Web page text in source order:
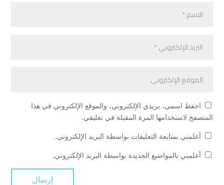
احفظ اسمي، بريدي الإلكتروني، والموقع الإلكتروني في هذا
المتصفح لاستخدامها المرة المقبلة في تعليقي.
أعلمني بمتابعة التعليقات بواسطة البريد الإلكتروني.
أعلمني بالمواضيع الجديدة بواسطة البريد الإلكتروني.